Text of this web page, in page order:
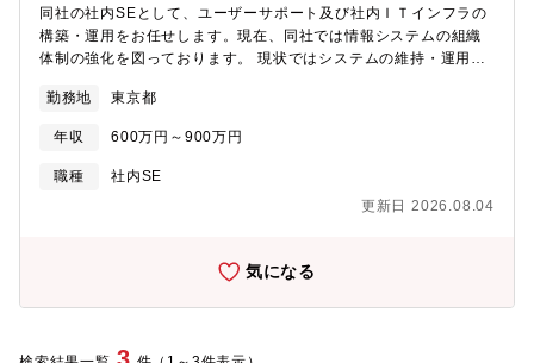
年に創業した同社は発電プラントなどの社会インフラ、船舶、航
空機などの輸送機器、大型ロケット等の宇宙機器に至るまで、エ
ンジニアリングとものづくりのグローバルリーダーとして社会を
牽引しております。・2025年3月期決算で受注高7.0712兆円、売
り、日本を代表する企業でありながら、さらなる成長を続けてお
入、「えるぼし」「くるみん」の各認定等ワークライフバランス
を整えた働き方が可能です。・パソナから入社実績が多数あり、
けるデータベース構築やIoT技術活用、データ活用、分析基盤構築
に豊富な実績があります。社内外のエンジニアと連携し、クラウ
ド技術やAI活用、セキュリティ強化にも積極的に取り組んでいま
出にチャレンジしています。【入社後の研修体制】 社員一人ひと
す。全社共通の階層別・選択型研修やグローバル研修、キャリア
開発支援に加え、当部門ではOJTや外部専門家と連携した多様な
く、チームで協力して成果を出す力も高めることができます。さ
も積極的にサポートし、社員のキャリア形成を継続的かつ力強く
後押ししています。【募集背景】 ブラザーグループでは民生用及
び産業用のインクジェット製品を過去20年以上に亘り生産し続け
side2030」においてインクジェット事業のさらなる飛躍を最重点
同社の社内SEとして、ユーザーサポート及び社内ＩＴインフラの
構築・運用をお任せします。現在、同社では情報システムの組織
体制の強化を図っております。 現状ではシステムの維持・運用に
ュリティ導入を行っていける体制を構築していくために募集を行
う形となりました。■業務内容詳細・基幹システム、情報系システ
ムの企画、開発、管理、運用・社内OA システム(AD サーバ、フ
ァイルサーバ、メールサーバ、ワークフロー等)の開発、管理、運
ム予算管理・システムリスク管理・プロジェクト管理・ベンダー
ます。ネットワークの設計構築についてはベンダーへお願いをし
ている環境です。【開発環境】OS：Windows10、Windows
ServerWEB：WebLogic、IIS仮想化：Citrix、Windows Virtual
Serverその他：MS３６５,Sales Forceユーザー数：約350サーバ
勤務地 東京都
年収 600万円～900万円
職種
社内SE
更新日 2026.08.04
気になる